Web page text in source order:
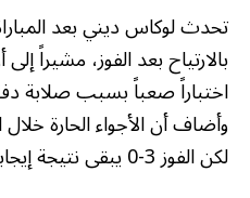
بالارتياح بعد الفوز، مشيراً
اختباراً صعباً بسبب صلابة
وأضاف أن الأجواء الحارة
لكن الفوز 3-0 يبقى نتيجة إيجابية ومشجعة للفريق.